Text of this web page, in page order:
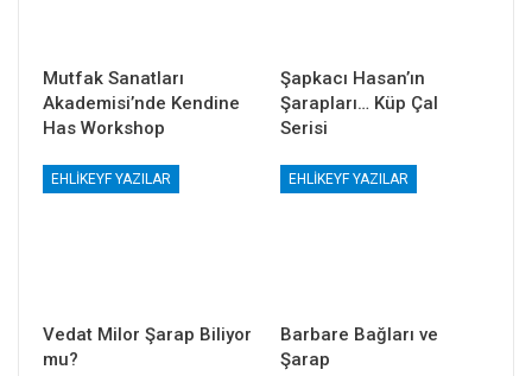
Mutfak Sanatları
Akademisi’nde Kendine
Has Workshop
Şapkacı Hasan’ın
Şarapları… Küp Çal
Serisi
EHLIKEYF YAZILAR
Vedat Milor Şarap Biliyor
mu?
EHLIKEYF YAZILAR
Barbare Bağları ve
Şarap